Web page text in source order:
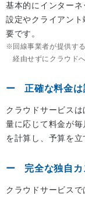
基本的にインター
設定やクライアン
要です。
回線事業者が提供す
経由せずにクラウド
正確な料金
クラウドサービス
量に応じて料金が
を計算し、予算を立
完全な独自
クラウドサービス